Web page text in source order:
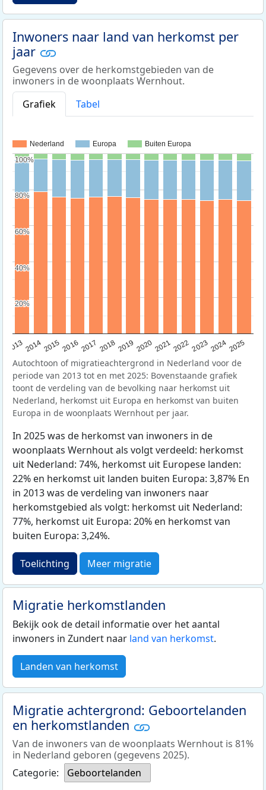
Inwoners naar land van herkomst per
jaar
Gegevens over de herkomstgebieden van de
inwoners in de woonplaats Wernhout.
Grafiek
Tabel
Nederland Europa Buiten Europa
20132014201520162017 20182019 202020212022202320242025
20%
20%
40%
40%
60%
60%
80%
80%
100%
100%
Autochtoon of migratieachtergrond in Nederland voor de
periode van 2013 tot en met 2025: Bovenstaande grafiek
toont de verdeling van de bevolking naar herkomst uit
Nederland, herkomst uit Europa en herkomst van buiten
Europa in de woonplaats Wernhout per jaar.
In 2025 was de herkomst van inwoners in de
woonplaats Wernhout als volgt verdeeld: herkomst
uit Nederland: 74%, herkomst uit Europese landen:
22% en herkomst uit landen buiten Europa: 3,87% En
in 2013 was de verdeling van inwoners naar
herkomstgebied als volgt: herkomst uit Nederland:
77%, herkomst uit Europa: 20% en herkomst van
buiten Europa: 3,24%.
Toelichting Meer migratie
Migratie herkomstlanden
Bekijk ook de detail informatie over het aantal
inwoners in Zundert naar land van herkomst.
Landen van herkomst
Migratie achtergrond: Geboortelanden
en herkomstlanden
Van de inwoners van de woonplaats Wernhout is 81%
in Nederland geboren (gegevens 2025).
Categorie:
Geboortelanden